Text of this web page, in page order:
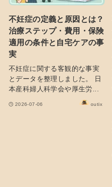
不妊症の定義と原因とは？
治療ステップ・費用・保険
適用の条件と自宅ケアの事
実
不妊症に関する客観的な事実
とデータを整理しました。 日
本産科婦人科学会や厚生労...
2026-07-06 outix